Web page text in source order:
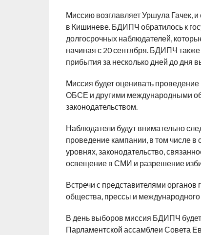
Миссию возглавляет Уршула Гачек,
в Кишиневе. БДИПЧ обратилось к
долгосрочных наблюдателей,
начиная с 20 сентября. БДИПЧ
прибытия за несколько дней до дня
Миссия будет оценивать
ОБСЕ и другими международными
законодательством.
Наблюдатели будут внимательно
проведение кампании, в том числе в
уровнях, законодательство,
освещение в СМИ и разрешение
Встречи с представителями органов
общества, прессы и
В день выборов миссия БДИПЧ
Парламентской ассамблеи Совета